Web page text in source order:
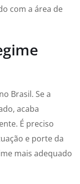
com a área de
Brasil. Se a
acaba
É preciso
e porte da
mais adequado